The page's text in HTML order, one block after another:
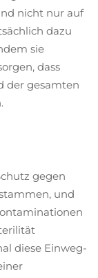
nicht nur auf
dazu
sie
dass
der gesamten
gegen
und
diese Einweg-